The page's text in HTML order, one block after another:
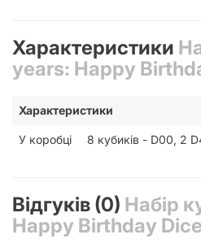
Характеристики
years: Happy
Характеристики
У коробці 8 кубиків - D00, 2
Відгуків (0) Набір
Happy Birthday